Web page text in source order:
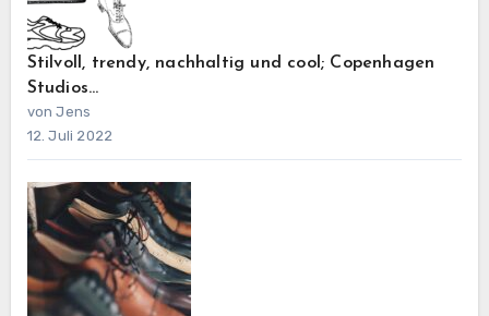
Stilvoll, trendy, nachhaltig und cool; Copenhagen
Studios…
von Jens
12. Juli 2022